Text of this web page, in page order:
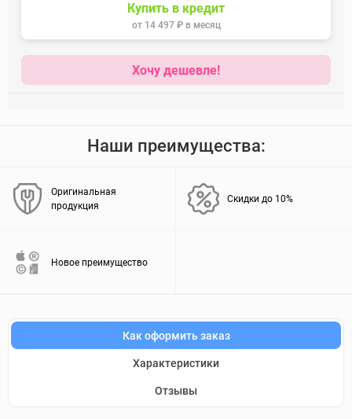
Купить в кредит
от 14 497 ₽в месяц
Хочу дешевле!
Наши преимущества:
Оригинальная
продукция
Скидки до 10%
Новое преимущество
Как оформить заказ
Характеристики
Отзывы